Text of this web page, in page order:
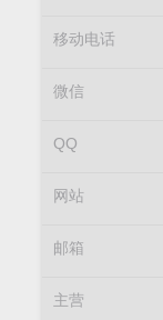
移动电话
微信
QQ
网站
邮箱
主营